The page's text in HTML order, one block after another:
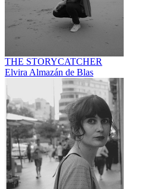
THE STORYCATCHER
Elvira Almazán de Blas